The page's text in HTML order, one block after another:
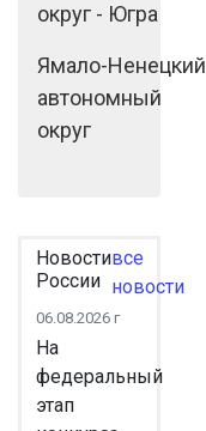
округ - Югра
Ямало-Ненецкий
автономный
округ
Новости
России
все
новости
06.08.2026 г
На
федеральный
этап